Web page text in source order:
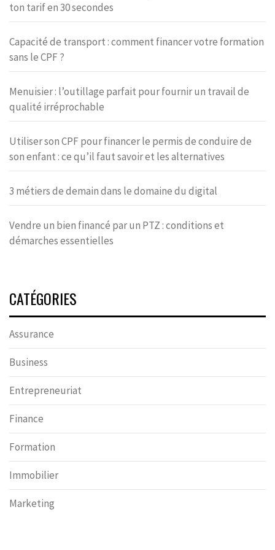
ton tarif en 30 secondes
Capacité de transport : comment financer votre formation
sans le CPF ?
Menuisier : l’outillage parfait pour fournir un travail de
qualité irréprochable
Utiliser son CPF pour financer le permis de conduire de
son enfant : ce qu’il faut savoir et les alternatives
3 métiers de demain dans le domaine du digital
Vendre un bien financé par un PTZ : conditions et
démarches essentielles
CATÉGORIES
Assurance
Business
Entrepreneuriat
Finance
Formation
Immobilier
Marketing